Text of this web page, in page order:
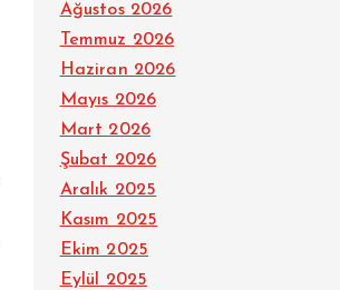
Ağustos 2026
Temmuz 2026
Haziran 2026
Mayıs 2026
Mart 2026
Şubat 2026
Aralık 2025
Kasım 2025
Ekim 2025
Eylül 2025